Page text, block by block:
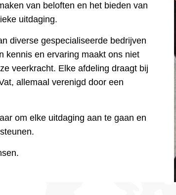
van beloften en het bieden van
uitdaging.
diverse gespecialiseerde bedrijven
kennis en ervaring maakt ons niet
veerkracht. Elke afdeling draagt bij
allemaal verenigd door een
om elke uitdaging aan te gaan en